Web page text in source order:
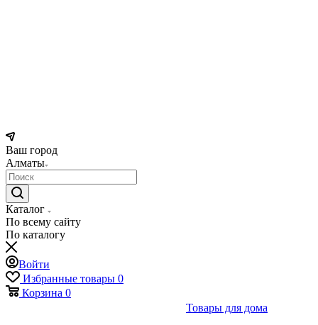
Ваш город
Алматы
Каталог
По всему сайту
По каталогу
Войти
Избранные товары 0
Корзина 0
Товары для дома